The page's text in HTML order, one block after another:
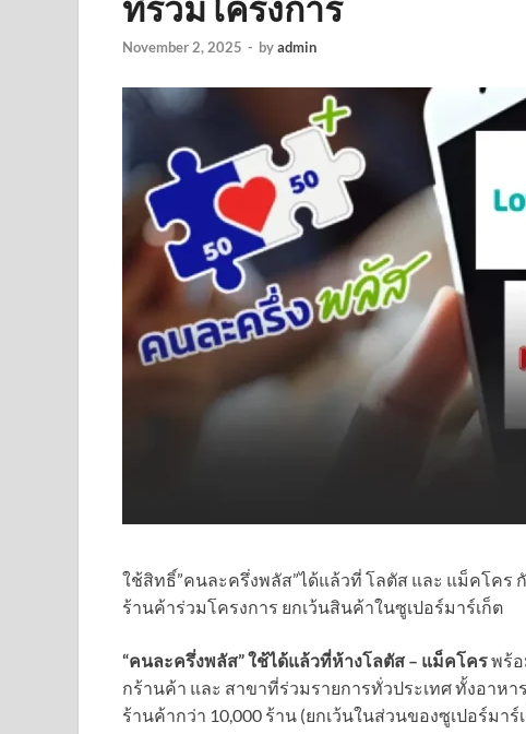
November 2, 2025 - byadmin
ใช้สิทธิ์”คนละครึ่งพลัส”ได้แล้วที่ โลตัส และ แม็คโคร
ร้านค้าร่วมโครงการ ยกเว้นสินค้าในซูเปอร์มาร์เก็ต
“คนละครึ่งพลัส” ใช้ได้แล้วที่ห้างโลตัส – แม็คโครพร้อ
กร้านค้า และ สาขาที่ร่วมรายการทั่วประเทศ ทั้งอาห
ร้านค้ากว่า 10,000 ร้าน (ยกเว้นในส่วนของซูเปอร์มา